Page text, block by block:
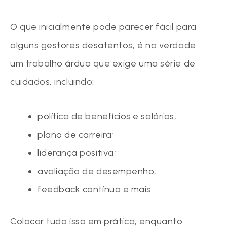
O que inicialmente pode parecer fácil para
alguns gestores desatentos, é na verdade
um trabalho árduo que exige uma série de
cuidados, incluindo:
política de benefícios e salários;
plano de carreira;
liderança positiva;
avaliação de desempenho;
feedback contínuo e mais.
Colocar tudo isso em prática, enquanto